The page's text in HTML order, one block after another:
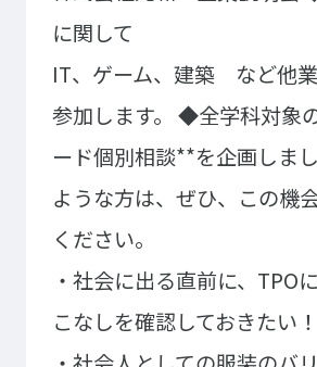
プライバシーポリシー サイトマ
に関して
IT、ゲーム、建築 など他
参加します。 ◆全学科対象
ード個別相談**を企画しまし
ような方は、ぜひ、この機
ください。
・社会に出る直前に、TPO
こなしを確認しておきたい！